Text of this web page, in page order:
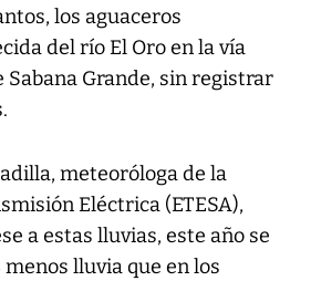
los aguaceros
del río El Oro en la vía
Sabana Grande, sin registrar
meteoróloga de la
Eléctrica (ETESA),
a estas lluvias, este año se
lluvia que en los